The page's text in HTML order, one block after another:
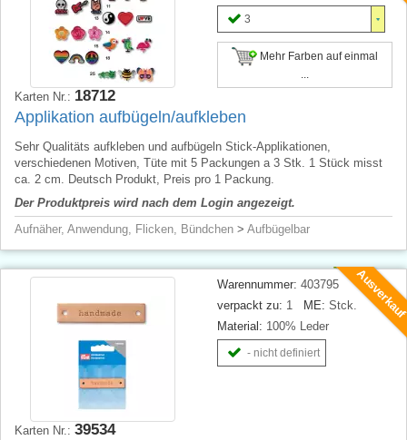
3
Mehr Farben auf einmal
Karten Nr.: 18712
Applikation aufbügeln/aufkleben
Sehr Qualitäts aufkleben und aufbügeln Stick-Applikationen,
verschiedenen Motiven, Tüte mit 5 Packungen a 3 Stk. 1 Stück misst
ca. 2 cm. Deutsch Produkt, Preis pro 1 Packung.
Der Produktpreis wird nach dem Login angezeigt.
Aufnäher, Anwendung, Flicken, Bündchen > Aufbügelbar
Warennummer: 403795
verpackt zu: 1 ME: Stck.
Material: 100% Leder
- nicht definiert
Karten Nr.: 39534